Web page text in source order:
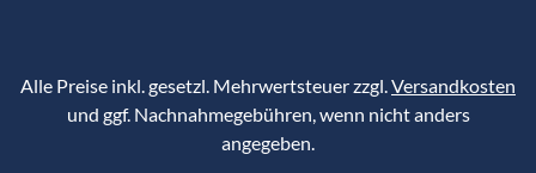
Alle Preise inkl. gesetzl. Mehrwertsteuer zzgl.Versandkosten
und ggf. Nachnahmegebühren, wenn nicht anders
angegeben.